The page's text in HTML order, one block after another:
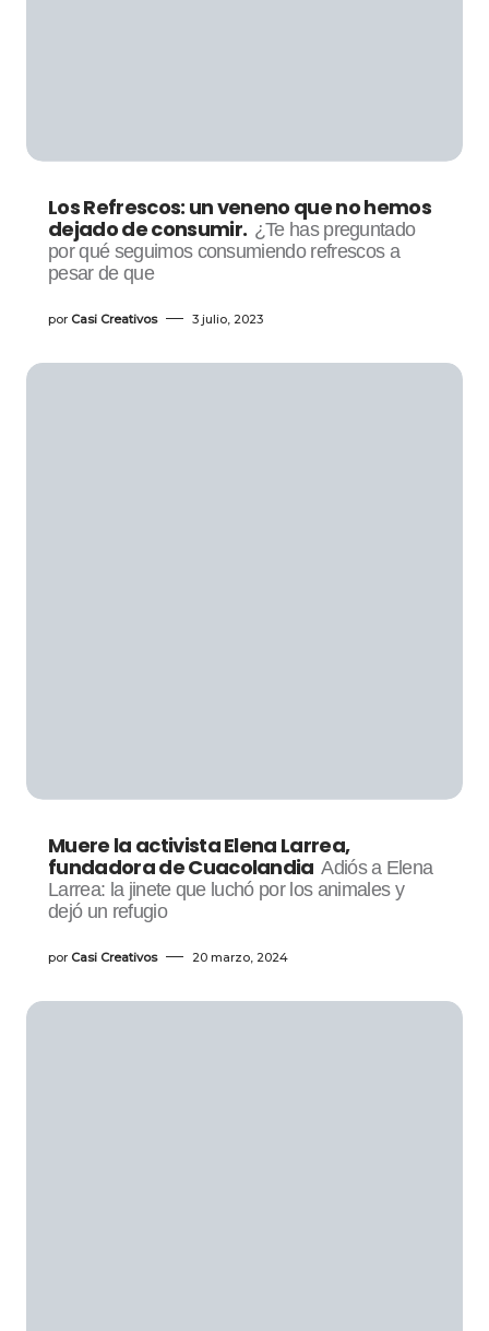
Los Refrescos: un veneno que no hemos
dejado de consumir. ¿Te has preguntado
por qué seguimos consumiendo refrescos a
pesar de que
por Casi Creativos 3 julio, 2023
Muere la activista Elena Larrea,
fundadora de Cuacolandia Adiós a Elena
Larrea: la jinete que luchó por los animales y
dejó un refugio
por Casi Creativos 20 marzo, 2024